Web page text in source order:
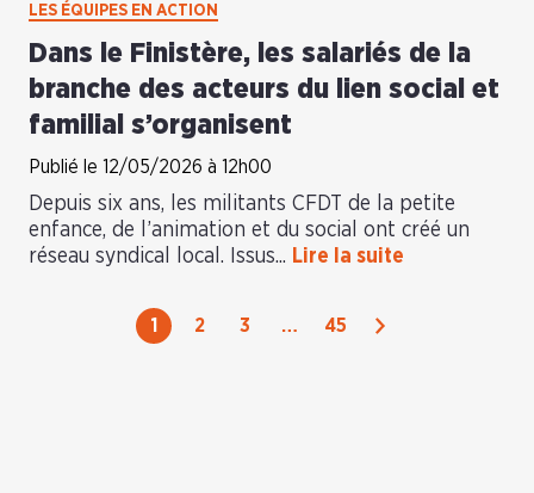
LES ÉQUIPES EN ACTION
Dans le Finistère, les salariés de la
branche des acteurs du lien social et
familial s’organisent
Publié le 12/05/2026 à 12h00
Depuis six ans, les militants CFDT de la petite
enfance, de l’animation et du social ont créé un
réseau syndical local. Issus... Lire la suite
1 2 3 … 45 Suivant